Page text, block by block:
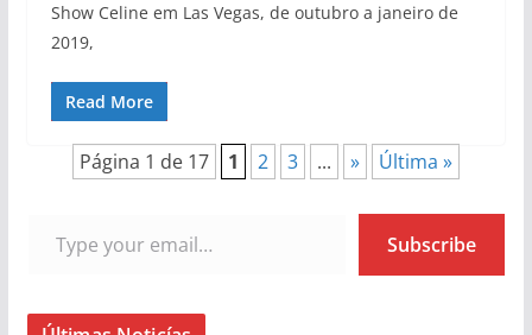
Show Celine em Las Vegas, de outubro a janeiro de
2019,
Read More
Página 1 de 17 1 2 3 ... » Última »
Subscribe